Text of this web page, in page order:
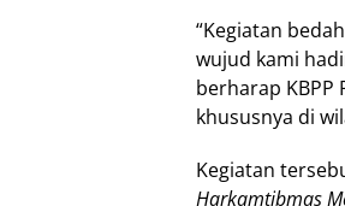
“Kegiatan
wujud kami
berharap
khususnya di
Kegiatan
Harkamtibmas